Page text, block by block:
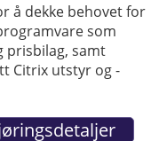
å dekke behovet for
som
prisbilag, samt
Citrix utstyr og -